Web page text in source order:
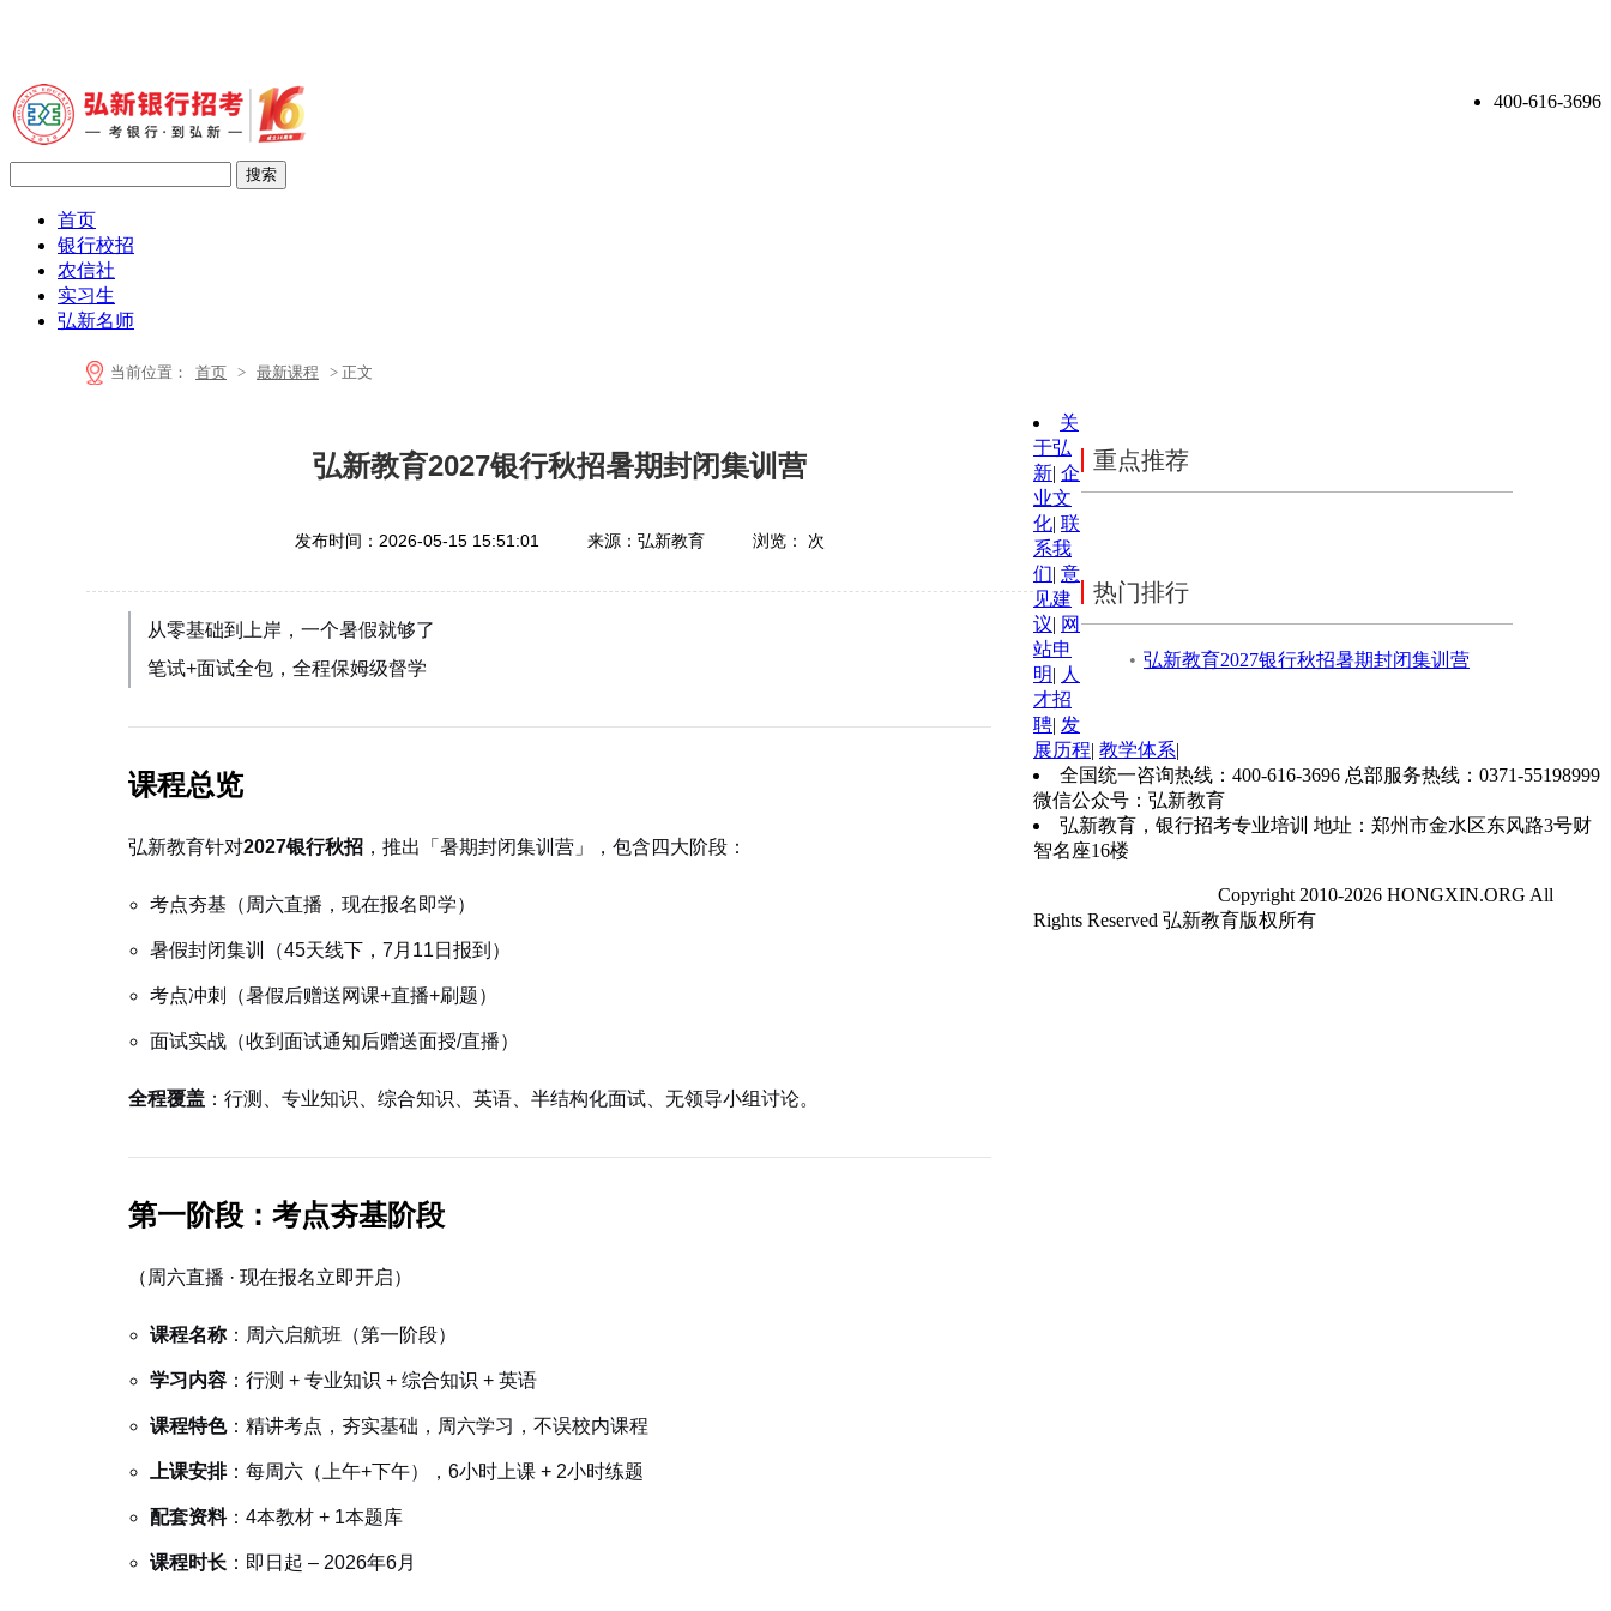
400-616-3696
首页
银行校招
农信社
实习生
弘新名师
当前位置： 首页 > 最新课程 > 正文
弘新教育2027银行秋招暑期封闭集训营
发布时间：2026-05-15 15:51:01 来源：弘新教育 浏览： 次
从零基础到上岸，一个暑假就够了
笔试+面试全包，全程保姆级督学
课程总览
弘新教育针对2027银行秋招 ，推出「暑期封闭集训营」，包含四大阶段：
考点夯基（周六直播，现在报名即学）
暑假封闭集训（45天线下，7月11日报到）
考点冲刺（暑假后赠送网课+直播+刷题）
面试实战（收到面试通知后赠送面授/直播）
全程覆盖 ：行测、专业知识、综合知识、英语、半结构化面试、无领导小组讨论。
第一阶段：考点夯基阶段
（周六直播 · 现在报名立即开启）
课程名称：周六启航班（第一阶段）
学习内容 ：行测 + 专业知识 + 综合知识 + 英语
课程特色：精讲考点，夯实基础，周六学习，不误校内课程
上课安排：每周六（上午+下午），6小时上课 + 2小时练题
配套资料：4本教材 + 1本题库
课程时长 ：即日起 – 2026年6月
重点推荐
热门排行
• 弘新教育2027银行秋招暑期封闭集训营
关
于弘
新| 企
业文
化| 联
系我
们| 意
见建
议| 网
站申
明| 人
才招
聘| 发
展历程| 教学体系|
全国统一咨询热线：400-616-3696 总部服务热线：0371-55198999
微信公众号：弘新教育
弘新教育，银行招考专业培训 地址：郑州市金水区东风路3号财
智名座16楼
Copyright 2010-2026 HONGXIN.ORG All
Rights Reserved 弘新教育版权所有